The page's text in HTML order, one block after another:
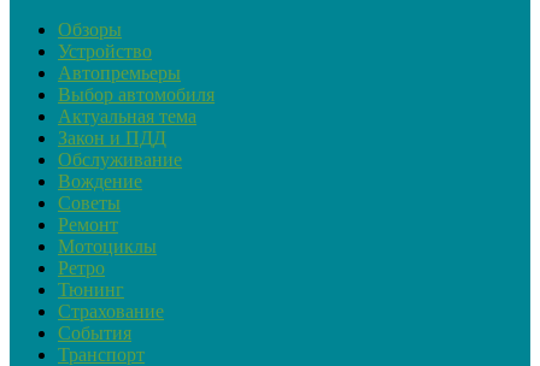
Обзоры
Устройство
Автопремьеры
Выбор автомобиля
Актуальная тема
Закон и ПДД
Обслуживание
Вождение
Советы
Ремонт
Мотоциклы
Ретро
Тюнинг
Страхование
События
Транспорт